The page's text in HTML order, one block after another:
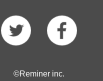
©Reminer inc.